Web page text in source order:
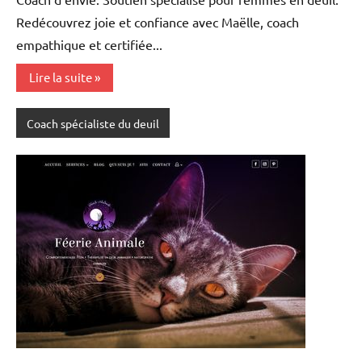
Redécouvrez joie et confiance avec Maëlle, coach
empathique et certifiée...
Lire la suite
Coach spécialiste du deuil